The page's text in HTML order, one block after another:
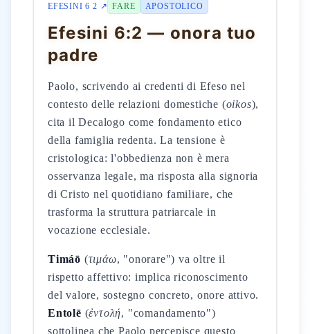
EFESINI 6 2 ↗ FARE APOSTOLICO
Efesini 6:2 — onora tuo
padre
Paolo, scrivendo ai credenti di Efeso nel
contesto delle relazioni domestiche (oikos),
cita il Decalogo come fondamento etico
della famiglia redenta. La tensione è
cristologica: l'obbedienza non è mera
osservanza legale, ma risposta alla signoria
di Cristo nel quotidiano familiare, che
trasforma la struttura patriarcale in
vocazione ecclesiale.
Timáō (τιμάω, "onorare") va oltre il
rispetto affettivo: implica riconoscimento
del valore, sostegno concreto, onore attivo.
Entolē (ἐντολή, "comandamento")
sottolinea che Paolo percepisce questo